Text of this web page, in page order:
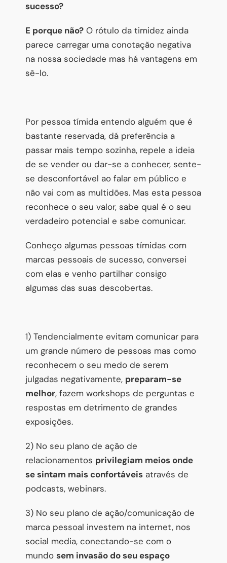
sucesso?
E porque não? O rótulo da timidez ainda
parece carregar uma conotação negativa
na nossa sociedade mas há vantagens em
sê-lo.
Por pessoa tímida entendo alguém que é
bastante reservada, dá preferência a
passar mais tempo sozinha, repele a ideia
de se vender ou dar-se a conhecer, sente-
se desconfortável ao falar em público e
não vai com as multidões. Mas esta pessoa
reconhece o seu valor, sabe qual é o seu
verdadeiro potencial e sabe comunicar.
Conheço algumas pessoas tímidas com
marcas pessoais de sucesso, conversei
com elas e venho partilhar consigo
algumas das suas descobertas.
1) Tendencialmente evitam comunicar para
um grande número de pessoas mas como
reconhecem o seu medo de serem
julgadas negativamente, preparam-se
melhor, fazem workshops de perguntas e
respostas em detrimento de grandes
exposições.
2) No seu plano de ação de
relacionamentos privilegiam meios onde
se sintam mais confortáveis através de
podcasts, webinars.
3) No seu plano de ação/comunicação de
marca pessoal investem na internet, nos
social media, conectando-se com o
mundo sem invasão do seu espaço